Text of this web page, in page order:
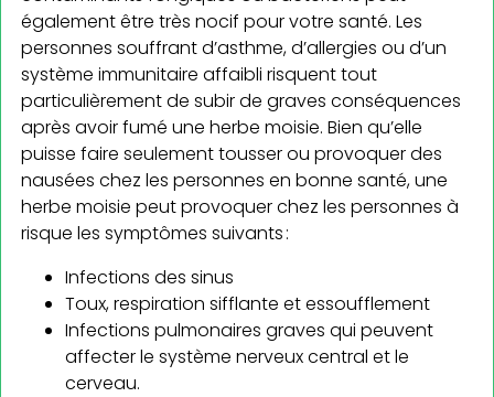
également être très nocif pour votre santé. Les
personnes souffrant d’asthme, d’allergies ou d’un
système immunitaire affaibli risquent tout
particulièrement de subir de graves conséquences
après avoir fumé une herbe moisie. Bien qu’elle
puisse faire seulement tousser ou provoquer des
nausées chez les personnes en bonne santé, une
herbe moisie peut provoquer chez les personnes à
risque les symptômes suivants :
Infections des sinus
Toux, respiration sifflante et essoufflement
Infections pulmonaires graves qui peuvent
affecter le système nerveux central et le
cerveau.